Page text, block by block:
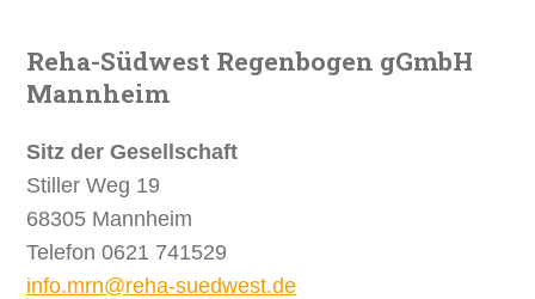
Reha-Südwest Regenbogen gGmbH
Mannheim
Sitz der Gesellschaft
Stiller Weg 19
68305 Mannheim
Telefon 0621 741529
info.mrn@reha-suedwest.de